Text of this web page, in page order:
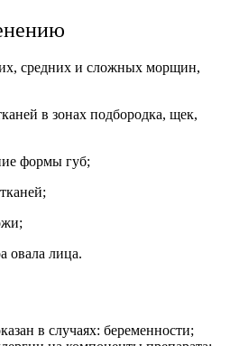
средних и сложных морщин,
в зонах подбородка, щек,
формы губ;
овала лица.
в случаях: беременности;